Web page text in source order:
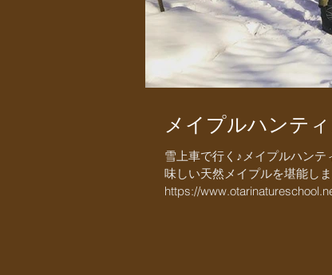
メイプルハンテ
雪上車で行く♪メイプルハンテ
味しい天然メイプルを堪能し
https://